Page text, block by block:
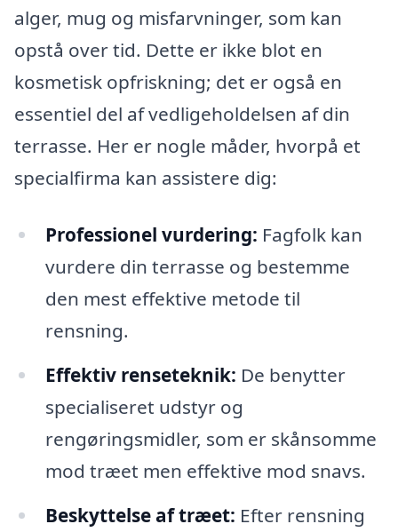
alger, mug og misfarvninger, som kan
opstå over tid. Dette er ikke blot en
kosmetisk opfriskning; det er også en
essentiel del af vedligeholdelsen af din
terrasse. Her er nogle måder, hvorpå et
specialfirma kan assistere dig:
Professionel vurdering: Fagfolk kan
vurdere din terrasse og bestemme
den mest effektive metode til
rensning.
Effektiv renseteknik: De benytter
specialiseret udstyr og
rengøringsmidler, som er skånsomme
mod træet men effektive mod snavs.
Beskyttelse af træet: Efter rensning